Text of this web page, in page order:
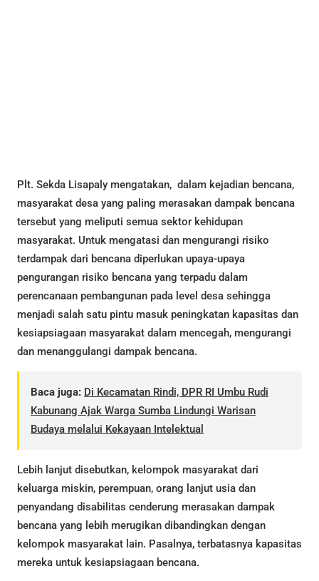
Plt. Sekda Lisapaly mengatakan, dalam kejadian bencana,
masyarakat desa yang paling merasakan dampak bencana
tersebut yang meliputi semua sektor kehidupan
masyarakat. Untuk mengatasi dan mengurangi risiko
terdampak dari bencana diperlukan upaya-upaya
pengurangan risiko bencana yang terpadu dalam
perencanaan pembangunan pada level desa sehingga
menjadi salah satu pintu masuk peningkatan kapasitas dan
kesiapsiagaan masyarakat dalam mencegah, mengurangi
dan menanggulangi dampak bencana.
Baca juga: Di Kecamatan Rindi, DPR RI Umbu Rudi
Kabunang Ajak Warga Sumba Lindungi Warisan
Budaya melalui Kekayaan Intelektual
Lebih lanjut disebutkan, kelompok masyarakat dari
keluarga miskin, perempuan, orang lanjut usia dan
penyandang disabilitas cenderung merasakan dampak
bencana yang lebih merugikan dibandingkan dengan
kelompok masyarakat lain. Pasalnya, terbatasnya kapasitas
mereka untuk kesiapsiagaan bencana.